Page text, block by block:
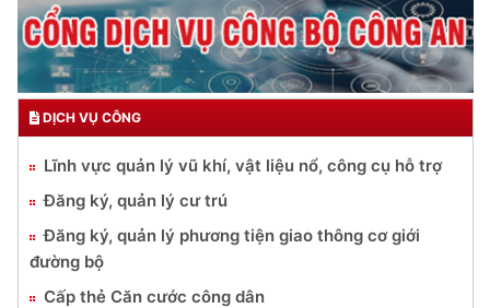
DỊCH VỤ CÔNG
Lĩnh vực quản lý vũ khí, vật liệu nổ, công cụ hỗ trợ
Đăng ký, quản lý cư trú
Đăng ký, quản lý phương tiện giao thông cơ giới
đường bộ
Cấp thẻ Căn cước công dân